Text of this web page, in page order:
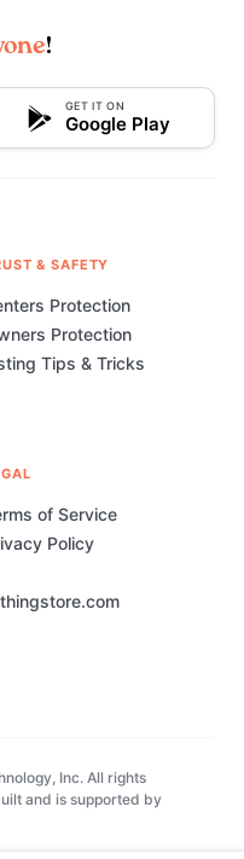
!
GET IT ON
Google Play
& SAFETY
Protection
Protection
Tips & Tricks
of Service
Policy
Inc. All rights
and is supported by